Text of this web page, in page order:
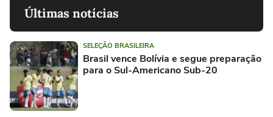
Últimas notícias
SELEÇÃO BRASILEIRA
Brasil vence Bolívia e segue preparação
para o Sul-Americano Sub-20